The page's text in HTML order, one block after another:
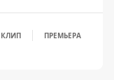
КЛИП ПРЕМЬЕРА